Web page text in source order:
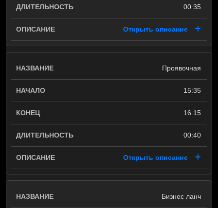
00:35
Открыть описание
Проявочная
15:35
16:15
00:40
Открыть описание
Бизнес ланч